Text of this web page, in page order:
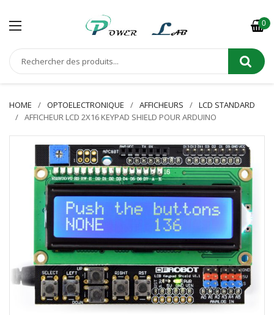
0
HOME OPTOELECTRONIQUE AFFICHEURS
LCD STANDARD
AFFICHEUR LCD 2X16 KEYPAD SHIELD POUR ARDUINO